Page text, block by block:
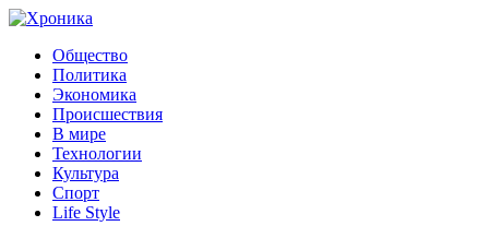
Общество
Политика
Экономика
Происшествия
В мире
Технологии
Культура
Спорт
Life Style